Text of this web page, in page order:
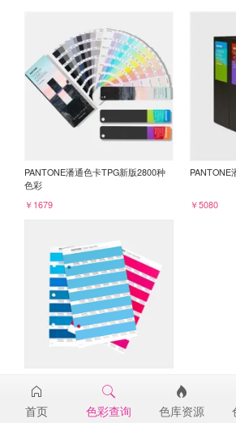
PANTONE潘通色卡TPG新版2800种
色彩
￥1679
PANTONE
￥5080
14-4522TPG
￥98
首页 色彩查询 色库资源